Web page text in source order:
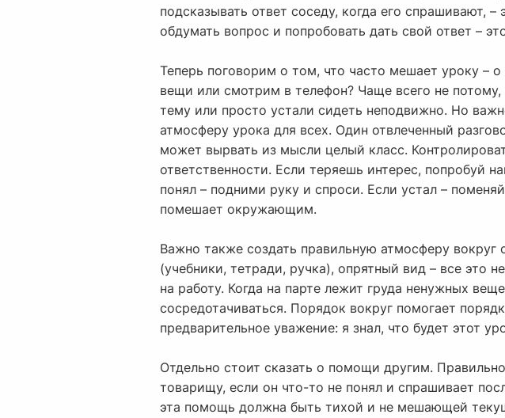
подсказывать ответ соседу, когда его спрашивают,
обдумать вопрос и попробовать дать свой ответ –
Теперь поговорим о том, что часто мешает уроку –
вещи или смотрим в телефон? Чаще всего не
тему или просто устали сидеть неподвижно. Но
атмосферу урока для всех. Один отвлеченный
может вырвать из мысли целый класс.
ответственности. Если теряешь интерес, попробуй
понял – подними руку и спроси. Если устал –
помешает окружающим.
Важно также создать правильную атмосферу вокруг
(учебники, тетради, ручка), опрятный вид – все это
на работу. Когда на парте лежит груда ненужных
сосредотачиваться. Порядок вокруг помогает
предварительное уважение: я знал, что будет этот
Отдельно стоит сказать о помощи другим.
товарищу, если он что-то не понял и спрашивает
эта помощь должна быть тихой и не мешающей